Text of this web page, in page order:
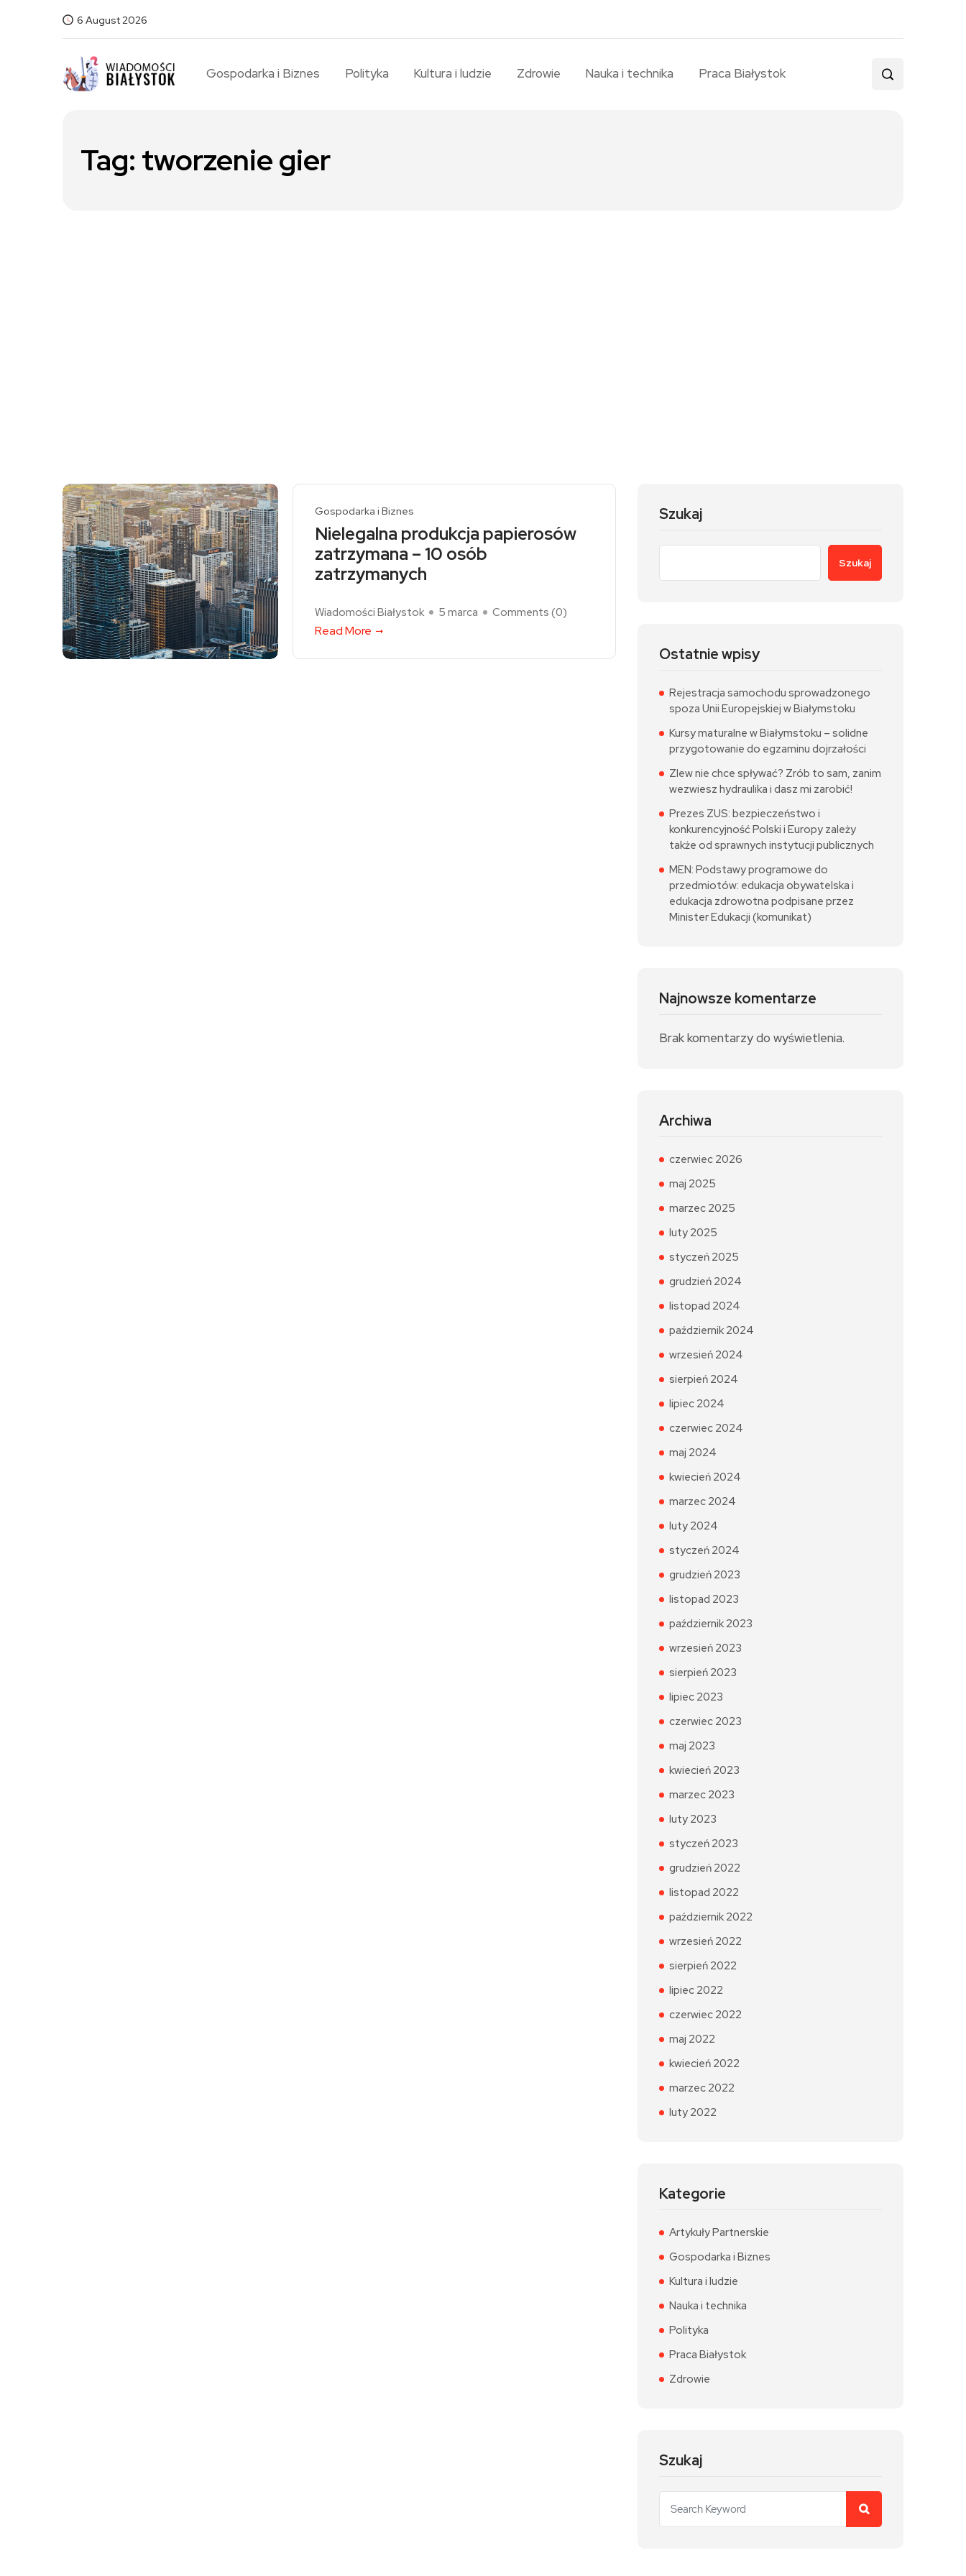
6 August 2026
Gospodarka i Biznes Polityka Kultura i ludzie Zdrowie Nauka i technika Praca Białystok
Tag: tworzenie gier
Gospodarka i Biznes
Nielegalna produkcja papierosów
zatrzymana – 10 osób
zatrzymanych
Wiadomości Białystok 5 marca Comments (0)
Read More
Szukaj
Szukaj
Ostatnie wpisy
Rejestracja samochodu sprowadzonego
spoza Unii Europejskiej w Białymstoku
Kursy maturalne w Białymstoku – solidne
przygotowanie do egzaminu dojrzałości
Zlew nie chce spływać? Zrób to sam, zanim
wezwiesz hydraulika i dasz mi zarobić!
Prezes ZUS: bezpieczeństwo i
konkurencyjność Polski i Europy zależy
także od sprawnych instytucji publicznych
MEN: Podstawy programowe do
przedmiotów: edukacja obywatelska i
edukacja zdrowotna podpisane przez
Minister Edukacji (komunikat)
Najnowsze komentarze
Brak komentarzy do wyświetlenia.
Archiwa
czerwiec 2026
maj 2025
marzec 2025
luty 2025
styczeń 2025
grudzień 2024
listopad 2024
październik 2024
wrzesień 2024
sierpień 2024
lipiec 2024
czerwiec 2024
maj 2024
kwiecień 2024
marzec 2024
luty 2024
styczeń 2024
grudzień 2023
listopad 2023
październik 2023
wrzesień 2023
sierpień 2023
lipiec 2023
czerwiec 2023
maj 2023
kwiecień 2023
marzec 2023
luty 2023
styczeń 2023
grudzień 2022
listopad 2022
październik 2022
wrzesień 2022
sierpień 2022
lipiec 2022
czerwiec 2022
maj 2022
kwiecień 2022
marzec 2022
luty 2022
Kategorie
Artykuły Partnerskie
Gospodarka i Biznes
Kultura i ludzie
Nauka i technika
Polityka
Praca Białystok
Zdrowie
Szukaj